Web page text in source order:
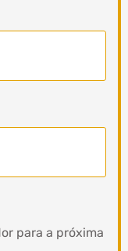
para a próxima